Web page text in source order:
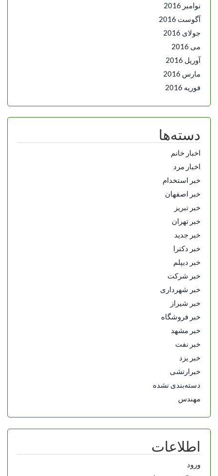
نوامبر 2016
آگوست 2016
جولای 2016
می 2016
آوریل 2016
مارس 2016
فوریه 2016
دسته‌ها
اخبار خانم
اخبار مرد
خبر استخدام
خبر اصفهان
خبر تبریز
خبر تهران
خبر جدید
خبر دکترا
خبر دیپلم
خبر شرکت
خبر شهرداری
خبر شیراز
خبر فروشگاه
خبر مشهد
خبر نفت
خبر یزد
خبرارتشی
دسته‌بندی نشده
مهندس
اطلاعات
ورود